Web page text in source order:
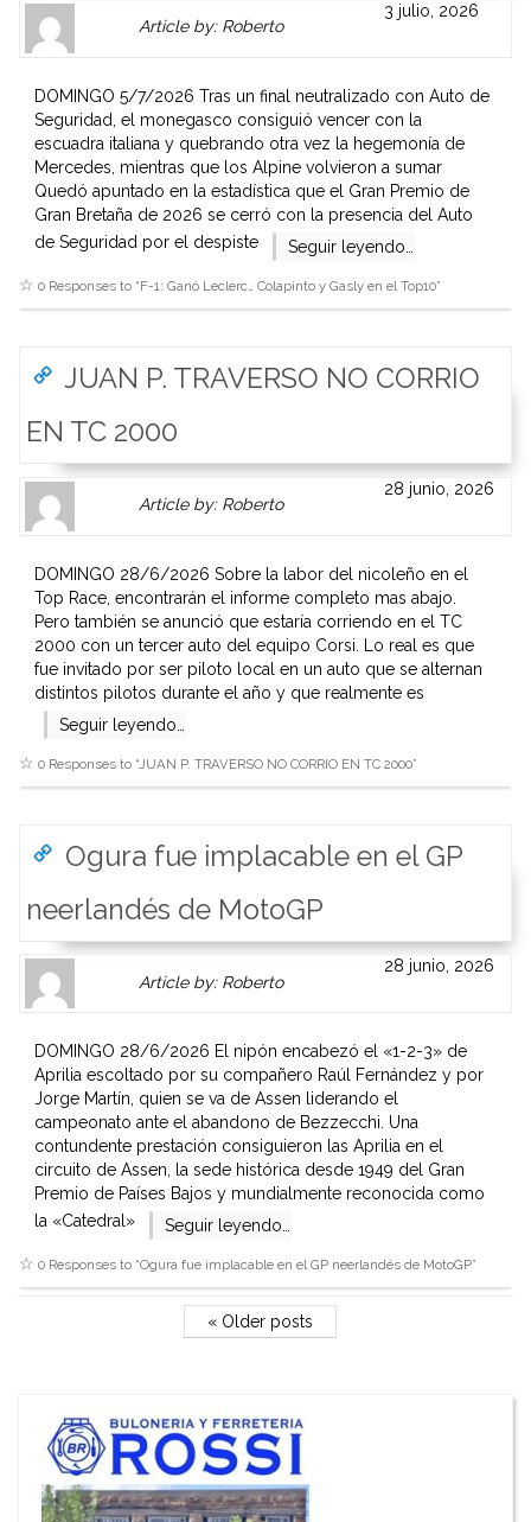
Gravatar
is
here.
Clickable
link
Author
page.
Article by: Robertolink
to
website
or
other
works.
admin
3 julio, 2026
DOMINGO 5/7/2026 Tras un final neutralizado con Auto de
Seguridad, el monegasco consiguió vencer con la
escuadra italiana y quebrando otra vez la hegemonía de
Mercedes, mientras que los Alpine volvieron a sumar
Quedó apuntado en la estadística que el Gran Premio de
Gran Bretaña de 2026 se cerró con la presencia del Auto
de Seguridad por el despiste
Seguir leyendo…
0 Responses to “F-1: Ganó Leclerc… Colapinto y Gasly en el Top10”
JUAN P. TRAVERSO NO CORRIO
EN TC 2000
Gravatar
is
here.
Clickable
link
Author
page.
Article by: Robertolink
to
website
or
other
works.
admin
28 junio, 2026
DOMINGO 28/6/2026 Sobre la labor del nicoleño en el
Top Race, encontrarán el informe completo mas abajo.
Pero también se anunció que estaría corriendo en el TC
2000 con un tercer auto del equipo Corsi. Lo real es que
fue invitado por ser piloto local en un auto que se alternan
distintos pilotos durante el año y que realmente es
Seguir leyendo…
0 Responses to “JUAN P. TRAVERSO NO CORRIO EN TC 2000”
Ogura fue implacable en el GP
neerlandés de MotoGP
Gravatar
is
here.
Clickable
link
Author
page.
Article by: Robertolink
to
website
or
other
works.
admin
28 junio, 2026
DOMINGO 28/6/2026 El nipón encabezó el «1-2-3» de
Aprilia escoltado por su compañero Raúl Fernández y por
Jorge Martín, quien se va de Assen liderando el
campeonato ante el abandono de Bezzecchi. Una
contundente prestación consiguieron las Aprilia en el
circuito de Assen, la sede histórica desde 1949 del Gran
Premio de Países Bajos y mundialmente reconocida como
la «Catedral»
Seguir leyendo…
0 Responses to “Ogura fue implacable en el GP neerlandés de MotoGP”
« Older posts